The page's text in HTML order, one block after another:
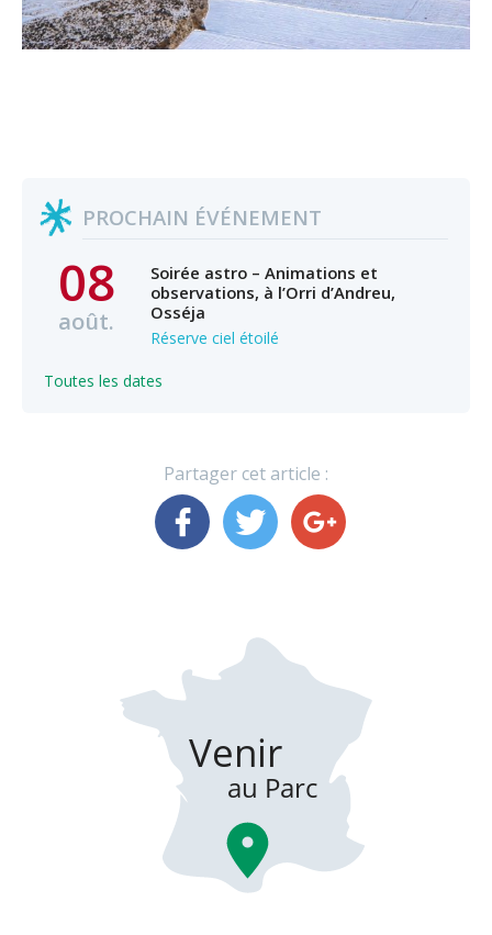
PROCHAIN ÉVÉNEMENT
08
août.
Soirée astro – Animations et
observations, à l’Orri d’Andreu,
Osséja
Réserve ciel étoilé
Toutes les dates
Partager cet article :